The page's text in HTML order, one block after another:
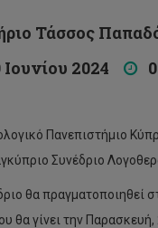
Τάσσος
2024
Πανεπιστήμιο
Συνέδριο
θα πραγματοποιηθεί
θα γίνει την